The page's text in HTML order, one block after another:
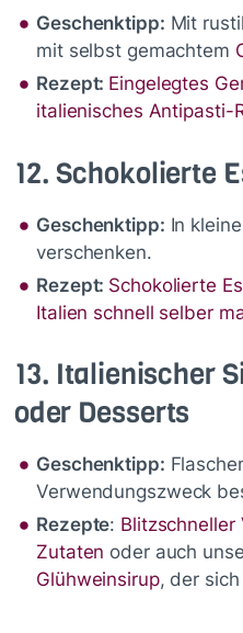
Geschenktipp: Mit
mit selbst gemachtem
Rezept: Eingelegtes
italienisches Antipasti-
12. Schokolierte
Geschenktipp: In
verschenken.
Rezept: Schokolierte
Italien schnell selber
13. Italienischer
oder Desserts
Geschenktipp:
Verwendungszweck
Rezepte: Blitzschneller
Zutaten oder auch
Glühweinsirup, der